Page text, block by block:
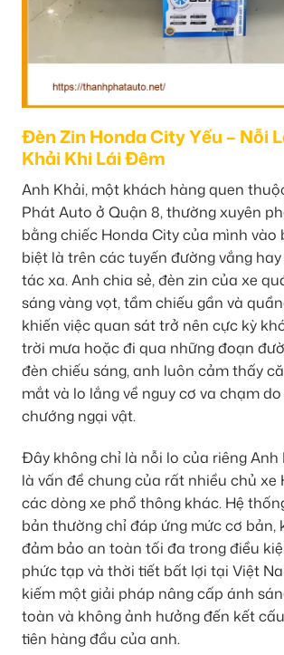
Đèn Zin Honda City Yếu – Nỗi
Khải Khi Lái Đêm
Anh Khải, một khách hàng quen
Phát Auto ở Quận 8, thường xuyên
bằng chiếc Honda City của mình vào
biệt là trên các tuyến đường vắng
tác xa. Anh chia sẻ, đèn zin của xe
sáng vàng vọt, tầm chiếu gần và
khiến việc quan sát trở nên cực kỳ
trời mưa hoặc đi qua những đoạn
đèn chiếu sáng, anh luôn cảm thấy
mắt và lo lắng về nguy cơ va chạm
chướng ngại vật.
Đây không chỉ là nỗi lo của riêng Anh
là vấn đề chung của rất nhiều chủ xe
các dòng xe phổ thông khác. Hệ
bản thường chỉ đáp ứng mức cơ bản,
đảm bảo an toàn tối đa trong điều
phức tạp và thời tiết bất lợi tại Việt
kiếm một giải pháp nâng cấp ánh
toàn và không ảnh hưởng đến kết
tiên hàng đầu của anh.